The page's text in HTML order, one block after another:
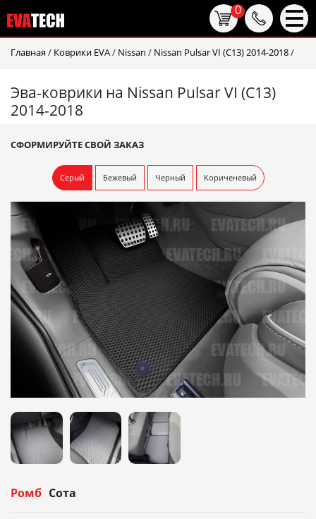
Главная / Коврики EVA/ Nissan / Nissan Pulsar VI (C13) 2014-2018/
Эва-коврики на Nissan Pulsar VI (C13)
2014-2018
СФОРМИРУЙТЕ СВОЙ ЗАКАЗ
Серый Бежевый Черный Кориченевый
Ромб Сота
0